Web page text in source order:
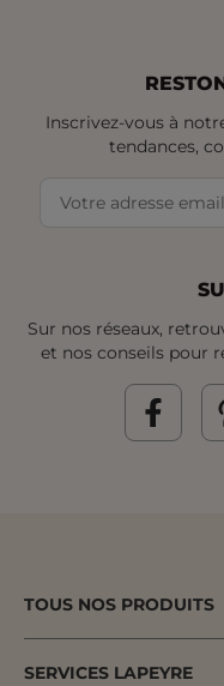
Inscrivez-vous à
tendances,
Sur nos réseaux,
et nos conseils pour
TOUS NOS PRODUITS
SERVICES LAPEYRE